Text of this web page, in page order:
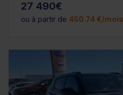
27 490€
ou à partir de 450.74 €/mois